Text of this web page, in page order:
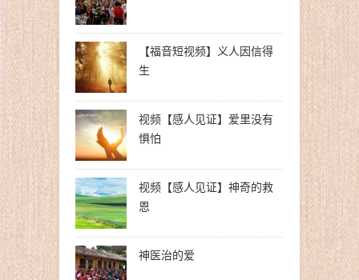
【福音短视频】义人因信得
生
视频【感人见证】爱里没有
惧怕
视频【感人见证】神奇的救
恩
神医治的爱